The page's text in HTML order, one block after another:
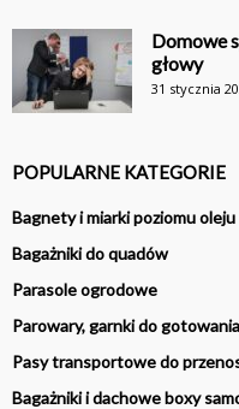
Domowe
głowy
31 stycznia
POPULARNE KATEGORIE
Bagnety i miarki poziomu
Bagażniki do quadów
Parasole ogrodowe
Parowary, garnki do
Pasy transportowe do
Bagażniki i dachowe boxy